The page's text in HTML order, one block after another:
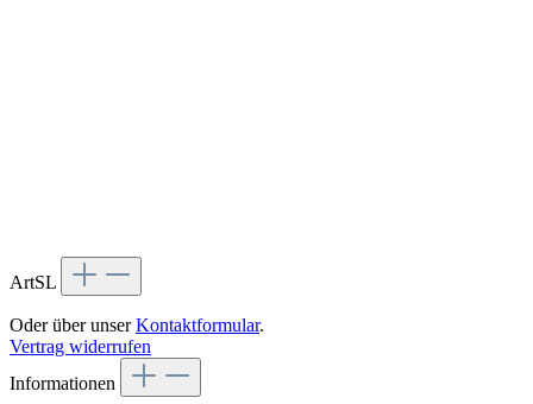
ArtSL
Oder über unserKontaktformular.
Vertrag widerrufen
Informationen